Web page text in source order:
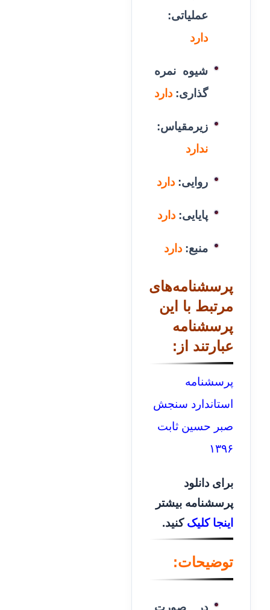
عملیاتی:
دارد
شیوه نمره
گذاری: دارد
زیرمقیاس:
ندارد
روایی: دارد
پایایی: دارد
منبع: دارد
پرسشنامه‌های
مرتبط با این
پرسشنامه
عبارتند از:
پرسشنامه
استاندارد سنجش
صبر حسین ثابت
۱۳۹۶
برای دانلود
پرسشنامه بیشتر
اینجا کلیک کنید.
توضیحات:
در صورت